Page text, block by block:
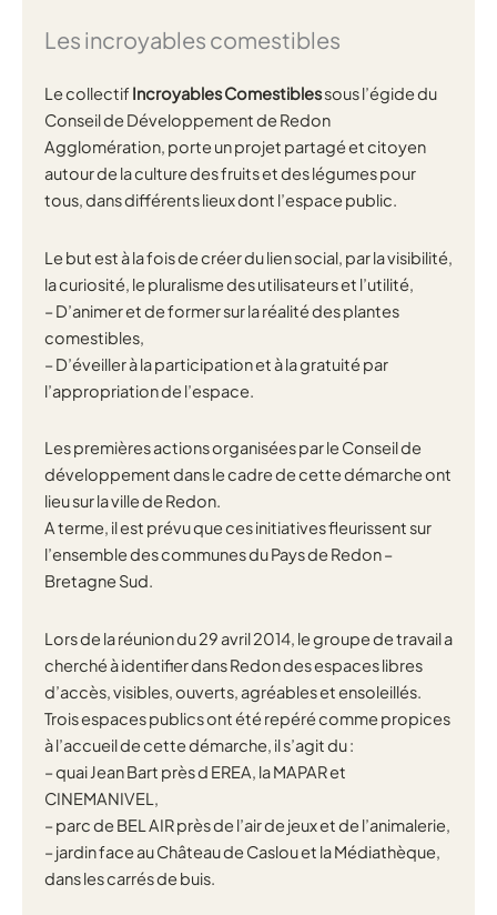
Les incroyables comestibles
Le collectifIncroyables Comestiblessous l’égide du
Conseil de Développement de Redon
Agglomération, porte un projet partagé et citoyen
autour de la culture des fruits et des légumes pour
tous, dans différents lieux dont l’espace public.
Le but est à la fois de créer du lien social, par la visibilité,
la curiosité, le pluralisme des utilisateurs et l’utilité,
– D’animer et de former sur la réalité des plantes
comestibles,
– D’éveiller à la participation et à la gratuité par
l’appropriation de l’espace.
Les premières actions organisées par le Conseil de
développement dans le cadre de cette démarche ont
lieu sur la ville de Redon.
A terme, il est prévu que ces initiatives fleurissent sur
l’ensemble des communes du Pays de Redon –
Bretagne Sud.
Lors de la réunion du 29 avril 2014, le groupe de travail a
cherché à identifier dans Redon des espaces libres
d’accès, visibles, ouverts, agréables et ensoleillés.
Trois espaces publics ont été repéré comme propices
à l’accueil de cette démarche, il s’agit du :
– quai Jean Bart près d EREA, la MAPAR et
CINEMANIVEL,
– parc de BEL AIR près de l’air de jeux et de l’animalerie,
– jardin face au Château de Caslou et la Médiathèque,
dans les carrés de buis.